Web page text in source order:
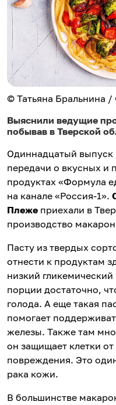
© Татьяна Бральнина
Выяснили ведущие
побывав в Тверской
Одиннадцатый выпуск
передачи о вкусных и
продуктах «Формула
на канале «Россия-1».
Плеже приехали в
производство
Пасту из твердых
отнести к продуктам
низкий
порции достаточно,
голода. А еще такая
помогает
железы. Также там
он защищает клетки
повреждения. Это
рака кожи.
В большинстве